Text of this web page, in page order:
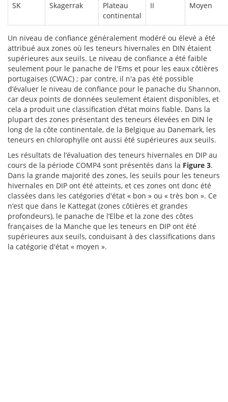
SK Skagerrak
Plateau
continental
II Moyen
Un niveau de confiance généralement modéré ou élevé a été
attribué aux zones où les teneurs hivernales en DIN étaient
supérieures aux seuils. Le niveau de confiance a été faible
seulement pour le panache de l'Ems et pour les eaux côtières
portugaises (CWAC) ; par contre, il n'a pas été possible
d’évaluer le niveau de confiance pour le panache du Shannon,
car deux points de données seulement étaient disponibles, et
cela a produit une classification d’état moins fiable. Dans la
plupart des zones présentant des teneurs élevées en DIN le
long de la côte continentale, de la Belgique au Danemark, les
teneurs en chlorophylle ont aussi été supérieures aux seuils.
Les résultats de l’évaluation des teneurs hivernales en DIP au
cours de la période COMP4 sont présentés dans la Figure 3.
Dans la grande majorité des zones, les seuils pour les teneurs
hivernales en DIP ont été atteints, et ces zones ont donc été
classées dans les catégories d'état « bon » ou « très bon ». Ce
n’est que dans le Kattegat (zones côtières et grandes
profondeurs), le panache de l’Elbe et la zone des côtes
françaises de la Manche que les teneurs en DIP ont été
supérieures aux seuils, conduisant à des classifications dans
la catégorie d'état « moyen ».